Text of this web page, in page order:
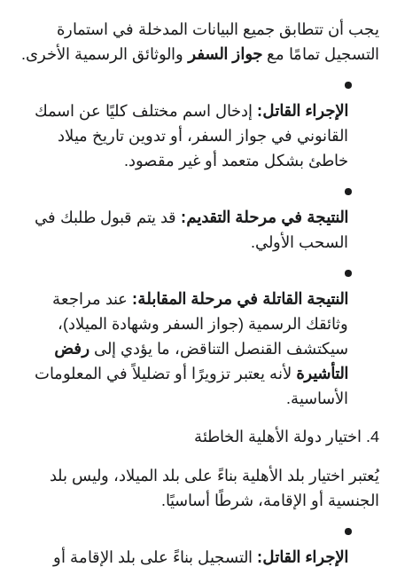
يجب أن تتطابق جميع البيانات المدخلة في استمارة
التسجيل تمامًا مع جواز السفر والوثائق الرسمية الأخرى.
الإجراء القاتل: إدخال اسم مختلف كليًا عن اسمك
القانوني في جواز السفر، أو تدوين تاريخ ميلاد
خاطئ بشكل متعمد أو غير مقصود.
النتيجة في مرحلة التقديم: قد يتم قبول طلبك في
السحب الأولي.
النتيجة القاتلة في مرحلة المقابلة: عند مراجعة
وثائقك الرسمية (جواز السفر وشهادة الميلاد)،
سيكتشف القنصل التناقض، ما يؤدي إلى رفض
التأشيرة لأنه يعتبر تزويرًا أو تضليلاً في المعلومات
الأساسية.
4. اختيار دولة الأهلية الخاطئة
يُعتبر اختيار بلد الأهلية بناءً على بلد الميلاد، وليس بلد
الجنسية أو الإقامة، شرطًا أساسيًا.
الإجراء القاتل: التسجيل بناءً على بلد الإقامة أو